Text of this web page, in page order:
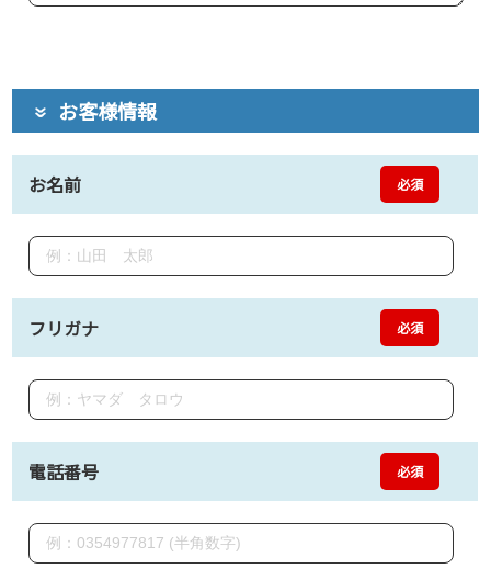
お客様情報
お名前 必須
フリガナ 必須
電話番号 必須